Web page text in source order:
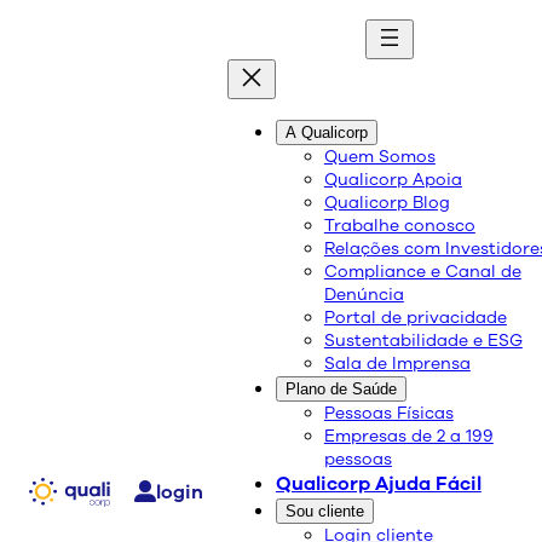
login
A Qualicorp
Quem Somos
Qualicorp Apoia
Qualicorp Blog
Trabalhe conosco
Relações com
Compliance e Canal de
Denúncia
Portal de privacidade
Sustentabilidade e ESG
Sala de Imprensa
Plano de Saúde
Pessoas Físicas
Empresas de 2 a 199
pessoas
Qualicorp Ajuda Fácil
Sou cliente
Login cliente
blog
Conteúdo de qualidade e as melhores soluções
Como funciona a